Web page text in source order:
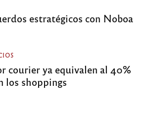
estratégicos con Noboa
courier ya equivalen al 40%
los shoppings